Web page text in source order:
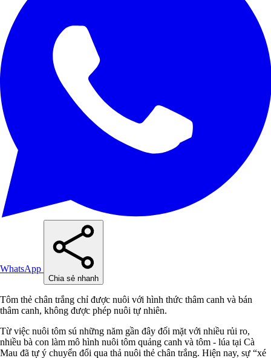
WhatsApp
Chia sẻ nhanh
Tôm thẻ chân trắng chỉ được nuôi với hình thức thâm canh và bán
thâm canh, không được phép nuôi tự nhiên.
Từ việc nuôi tôm sú những năm gần đây đối mặt với nhiều rủi ro,
nhiều bà con làm mô hình nuôi tôm quảng canh và tôm - lúa tại Cà
Mau đã tự ý chuyển đổi qua thả nuôi thẻ chân trắng. Hiện nay, sự “xé